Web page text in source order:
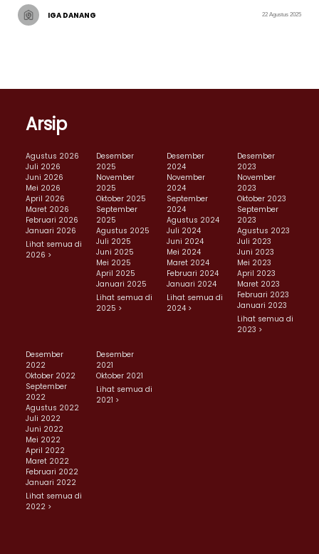
IGA DANANG 22 Agustus 2025
Arsip
Agustus 2026
Juli 2026
Juni 2026
Mei 2026
April 2026
Maret 2026
Februari 2026
Januari 2026
Lihat semua di
2026 >
Desember
2025
November
2025
Oktober 2025
September
2025
Agustus 2025
Juli 2025
Juni 2025
Mei 2025
April 2025
Januari 2025
Lihat semua di
2025 >
Desember
2024
November
2024
September
2024
Agustus 2024
Juli 2024
Juni 2024
Mei 2024
Maret 2024
Februari 2024
Januari 2024
Lihat semua di
2024 >
Desember
2023
November
2023
Oktober 2023
September
2023
Agustus 2023
Juli 2023
Juni 2023
Mei 2023
April 2023
Maret 2023
Februari 2023
Januari 2023
Lihat semua di
2023 >
Desember
2022
Oktober 2022
September
2022
Agustus 2022
Juli 2022
Juni 2022
Mei 2022
April 2022
Maret 2022
Februari 2022
Januari 2022
Lihat semua di
2022 >
Desember
2021
Oktober 2021
Lihat semua di
2021 >